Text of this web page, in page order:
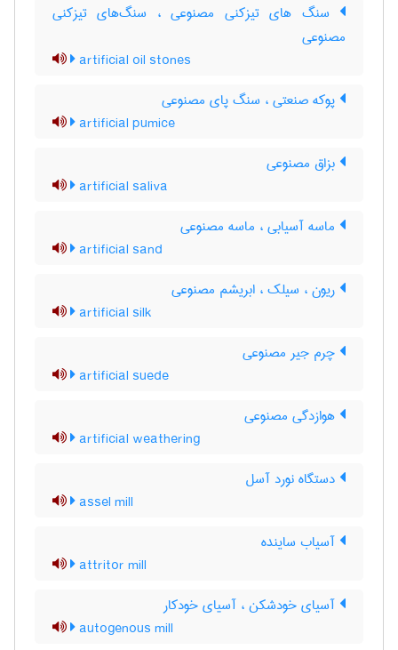
سنگ های تیزکنی مصنوعی ، سنگ‌های تیزکنی
مصنوعی
artificial oil stones
پوکه صنعتی ، سنگ پای مصنوعی
artificial pumice
بزاق مصنوعی
artificial saliva
ماسه آسیابی ، ماسه مصنوعی
artificial sand
ریون ، سیلک ، ابریشم مصنوعی
artificial silk
چرم جیر مصنوعی
artificial suede
هوازدگی مصنوعی
artificial weathering
دستگاه نورد آسل
assel mill
آسیاب ساینده
attritor mill
آسیای خودشکن ، آسیای خودکار
autogenous mill